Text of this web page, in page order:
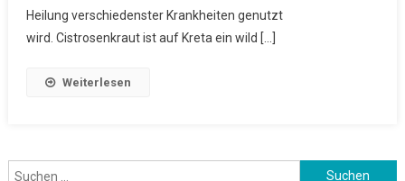
Heilung verschiedenster Krankheiten genutzt
wird. Cistrosenkraut ist auf Kreta ein wild […]
Weiterlesen
Suchen